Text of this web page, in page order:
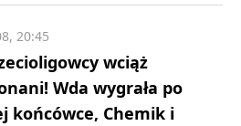
wciąż
Wda wygrała po
końcówce, Chemik i
20:45